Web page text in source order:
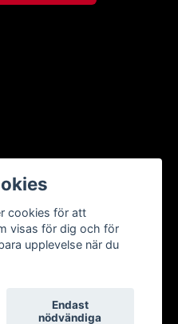
cookies för att
visas för dig och för
upplevelse när du
Endast
nödvändiga